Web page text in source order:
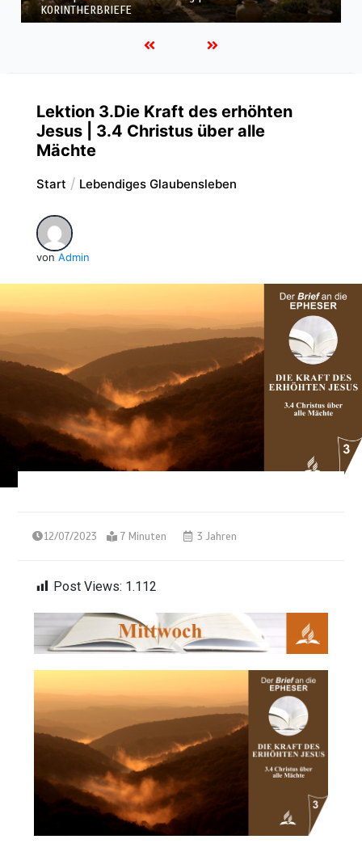
KORINTHERBRIEFE
Lektion 3.Die Kraft des erhöhten
Jesus | 3.4 Christus über alle
Mächte
Start Lebendiges Glaubensleben
von Admin
12/07/2023 7 Minuten 3 Jahren
Post Views: 1.112